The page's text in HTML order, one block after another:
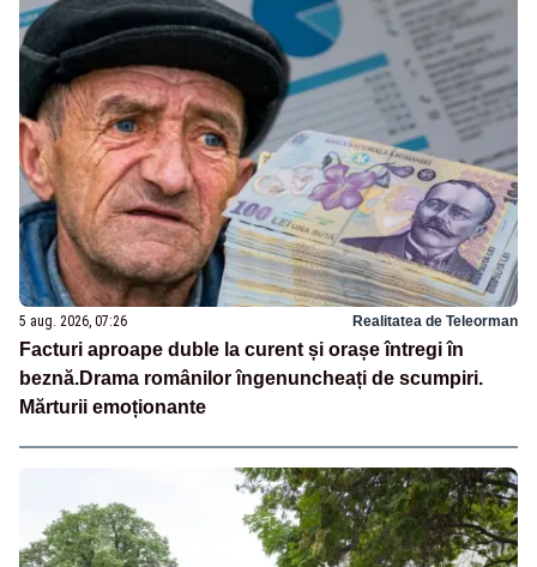
5 aug. 2026, 07:26 Realitatea de Teleorman
Facturi aproape duble la curent și orașe întregi în
beznă.Drama românilor îngenuncheați de scumpiri.
Mărturii emoționante